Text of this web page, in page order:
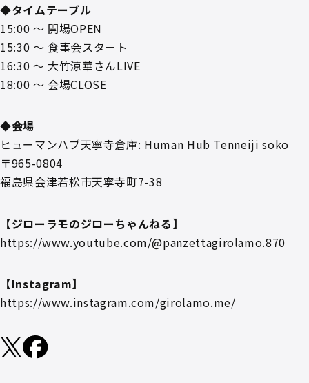
◆タイムテーブル
15:00 ～ 開場OPEN
15:30 ～ 食事会スタート
16:30 ～ 大竹涼華さんLIVE
18:00 ～ 会場CLOSE
◆会場
ヒューマンハブ天寧寺倉庫: Human Hub Tenneiji soko
〒965-0804
福島県会津若松市天寧寺町7-38
【ジローラモのジローちゃんねる】
https://www.youtube.com/@panzettagirolamo.870
【Instagram】
https://www.instagram.com/girolamo.me/